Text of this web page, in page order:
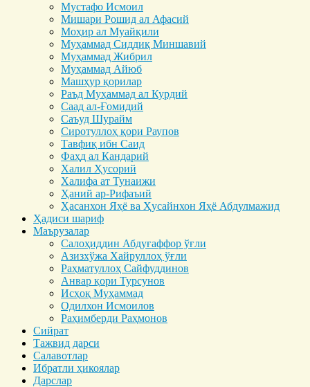
Мустафо Исмоил
Мишари Рошид ал Афасий
Моҳир ал Муайқили
Муҳаммад Cиддиқ Миншавий
Муҳаммад Жибрил
Муҳаммад Айюб
Машҳур қорилар
Раъд Муҳаммад ал Курдий
Саад ал-Ғомидий
Саъуд Шурайм
Сиротуллоҳ қори Раупов
Тавфиқ ибн Саид
Фаҳд ал Кандарий
Халил Ҳусорий
Халифа ат Тунаижи
Ҳаний ар-Рифаъий
Ҳасанхон Яҳё ва Ҳусайнхон Яҳё Абдулмажид
Ҳадиси шариф
Маърузалар
Салоҳиддин Абдуғаффор ўғли
Азизхўжа Хайруллоҳ ўғли
Раҳматуллоҳ Сайфуддинов
Анвар қори Турсунов
Исҳоқ Муҳаммад
Одилхон Исмоилов
Раҳимберди Раҳмонов
Сийрат
Тажвид дарси
Салавотлар
Ибратли ҳикоялар
Дарслар